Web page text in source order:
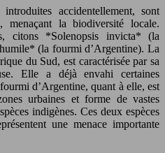
accidentellement, sont
menaçant la biodiversité locale.
citons *Solenopsis invicta* (la
(la fourmi d’Argentine). La
du Sud, est caractérisée par sa
Elle a déjà envahi certaines
d’Argentine, quant à elle, est
urbaines et forme de vastes
indigènes. Ces deux espèces
une menace importante